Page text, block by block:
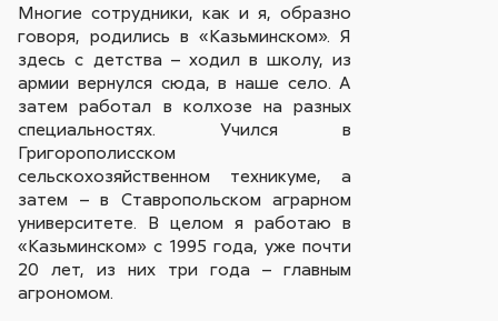
Многие сотрудники, как и я, образно
говоря, родились в «Казьминском». Я
здесь с детства – ходил в школу, из
армии вернулся сюда, в наше село. А
затем работал в колхозе на разных
специальностях. Учился в
Григорополисском
сельскохозяйственном техникуме, а
затем – в Ставропольском аграрном
университете. В целом я работаю в
«Казьминском» с 1995 года, уже почти
20 лет, из них три года – главным
агрономом.